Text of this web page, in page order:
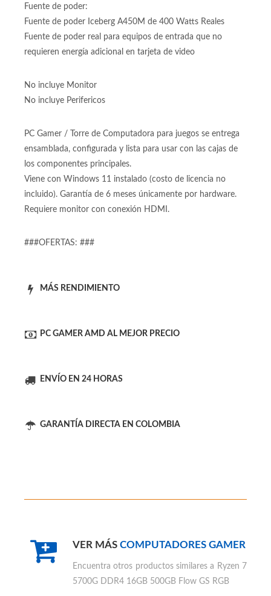
separada del resto del sistema. Vidrio templado Lateral en
este gabinete de PC Gamer Iceberg FLOW GS
Fuente de poder:
Fuente de poder real para equipos de entrada que no
requieren energía adicional en tarjeta de video
No incluye Monitor
No incluye Perifericos
PC Gamer / Torre de Computadora para juegos se entrega
ensamblada, configurada y lista para usar con las cajas de
los componentes principales.
incluido). Garantía de 6 meses únicamente por hardware.
###OFERTAS: ###
MÁS RENDIMIENTO
PC GAMER AMD AL MEJOR PRECIO
ENVÍO EN 24 HORAS